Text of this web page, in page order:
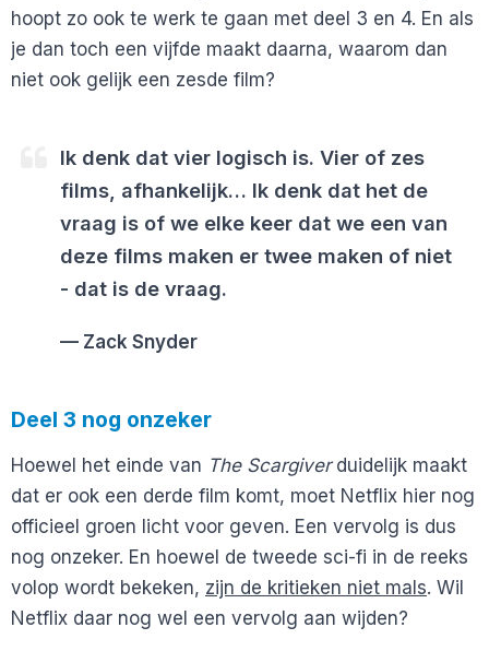
hoopt zo ook te werk te gaan met deel 3 en 4. En als
je dan toch een vijfde maakt daarna, waarom dan
niet ook gelijk een zesde film?
Ik denk dat vier logisch is. Vier of zes
films, afhankelijk… Ik denk dat het de
vraag is of we elke keer dat we een van
deze films maken er twee maken of niet
- dat is de vraag.
Zack Snyder
Deel 3 nog onzeker
Hoewel het einde van The Scargiverduidelijk maakt
dat er ook een derde film komt, moet Netflix hier nog
officieel groen licht voor geven. Een vervolg is dus
nog onzeker. En hoewel de tweede sci-fi in de reeks
volop wordt bekeken, zijn de kritieken niet mals. Wil
Netflix daar nog wel een vervolg aan wijden?